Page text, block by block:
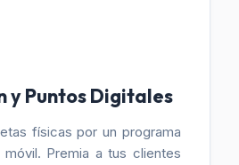
y Puntos Digitales
físicas por un programa
Premia a tus clientes